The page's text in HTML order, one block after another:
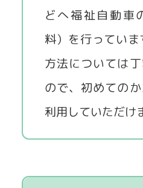
どへ福祉自動車
料）を行ってい
方法については
ので、初めての
利用していただけ